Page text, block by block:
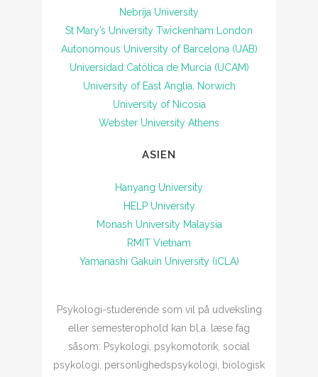
Nebrija University
St Mary’s University Twickenham London
Autonomous University of Barcelona (UAB)
Universidad Católica de Murcia (UCAM)
University of East Anglia, Norwich
University of Nicosia
Webster University Athens
ASIEN
Hanyang University
HELP University
Monash University Malaysia
RMIT Vietnam
Yamanashi Gakuin University (iCLA)
Psykologi-studerende som vil på udveksling
eller semesterophold kan bl.a. læse fag
såsom: Psykologi, psykomotorik, social
psykologi. personlighedspsykologi, biologisk